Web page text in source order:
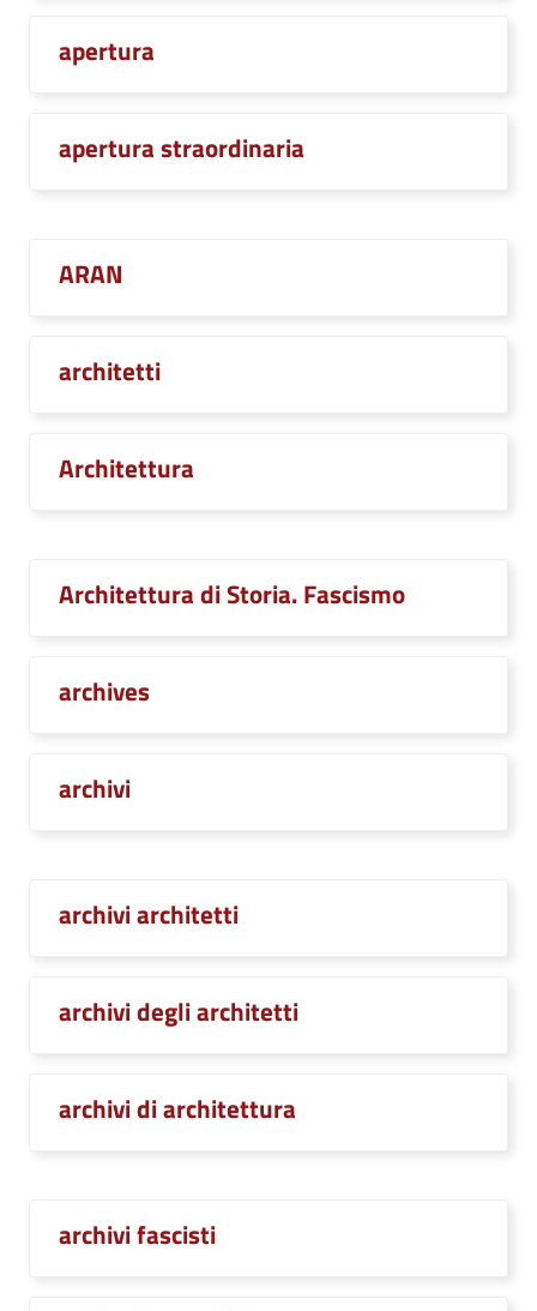
apertura
apertura straordinaria
ARAN
architetti
Architettura
Architettura di Storia. Fascismo
archives
archivi
archivi architetti
archivi degli architetti
archivi di architettura
archivi fascisti